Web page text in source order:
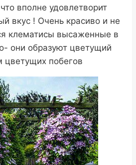
вполне удовлетворит
вкус ! Очень красиво и не
клематисы высаженные в
они образуют цветущий
побегов